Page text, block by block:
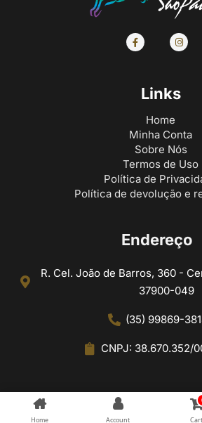
Links
Home
Minha Conta
Sobre Nós
Termos de Uso
Política de
Política de devolução e
Endereço
R. Cel. João de Barros, 360 -
37900-049
(35) 99869-
CNPJ: 38.670.352/
Home Account Cart